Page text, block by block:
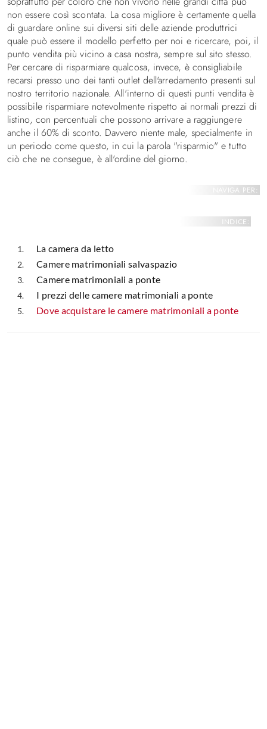
non essere così scontata. La cosa migliore è certamente quella
di guardare online sui diversi siti delle aziende produttrici
quale può essere il modello perfetto per noi e ricercare, poi, il
punto vendita più vicino a casa nostra, sempre sul sito stesso.
Per cercare di risparmiare qualcosa, invece, è consigliabile
recarsi presso uno dei tanti outlet dell'arredamento presenti sul
nostro territorio nazionale. All'interno di questi punti vendita è
possibile risparmiare notevolmente rispetto ai normali prezzi di
listino, con percentuali che possono arrivare a raggiungere
anche il 60% di sconto. Davvero niente male, specialmente in
un periodo come questo, in cui la parola "risparmio" e tutto
ciò che ne consegue, è all'ordine del giorno.
NAVIGA PER:
INDICE:
La camera da letto
Camere matrimoniali salvaspazio
Camere matrimoniali a ponte
I prezzi delle camere matrimoniali a ponte
Dove acquistare le camere matrimoniali a ponte